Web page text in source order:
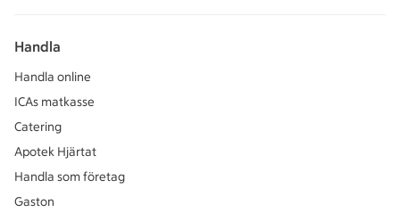
Handla
Handla online
ICAs matkasse
Catering
Apotek Hjärtat
Handla som företag
Gaston